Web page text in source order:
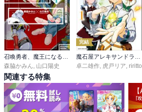
森脇かみん 山口陽史
完結
卓二雄作 虎戸リア riritto
関連する特集